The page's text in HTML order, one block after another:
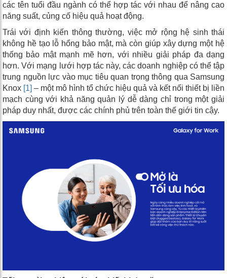
các tên tuổi đầu ngành có thể hợp tác với nhau để nâng cao
năng suất, củng cố hiệu quả hoạt động.
Trái với định kiến thông thường, việc mở rộng hệ sinh thái
không hề tạo lỗ hổng bảo mật, mà còn giúp xây dựng một hệ
thống bảo mật mạnh mẽ hơn, với nhiều giải pháp đa dạng
hơn. Với mạng lưới hợp tác này, các doanh nghiệp có thể tập
trung nguồn lực vào mục tiêu quan trọng thông qua Samsung
Knox [1] – một mô hình tổ chức hiệu quả và kết nối thiết bị liền
mạch cùng với khả năng quản lý dễ dàng chỉ trong một giải
pháp duy nhất, được các chính phủ trên toàn thế giới tin cậy.